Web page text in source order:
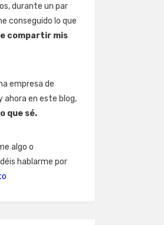
durante un par
conseguido lo que
compartir mis
empresa de
ahora en este blog,
que sé.
algo o
hablarme por